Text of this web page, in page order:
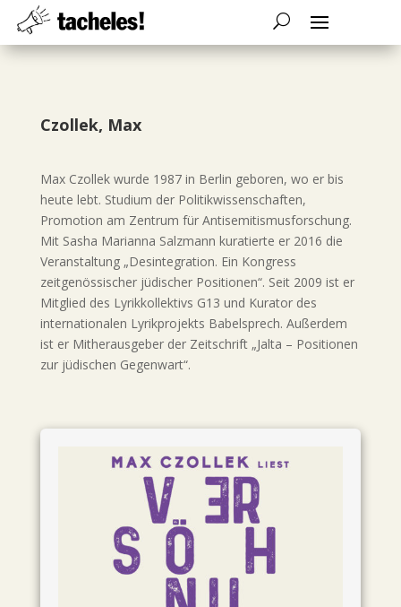
Czollek, Max
Max Czollek wurde 1987 in Berlin geboren, wo er bis
heute lebt. Studium der Politikwissenschaften,
Promotion am Zentrum für Antisemitismusforschung.
Mit Sasha Marianna Salzmann kuratierte er 2016 die
Veranstaltung „Desintegration. Ein Kongress
zeitgenössischer jüdischer Positionen“. Seit 2009 ist er
Mitglied des Lyrikkollektivs G13 und Kurator des
internationalen Lyrikprojekts Babelsprech. Außerdem
ist er Mitherausgeber der Zeitschrift „Jalta – Positionen
zur jüdischen Gegenwart“.